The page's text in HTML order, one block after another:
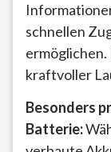
schnellen
kraftvoller
Besonders
Batterie: